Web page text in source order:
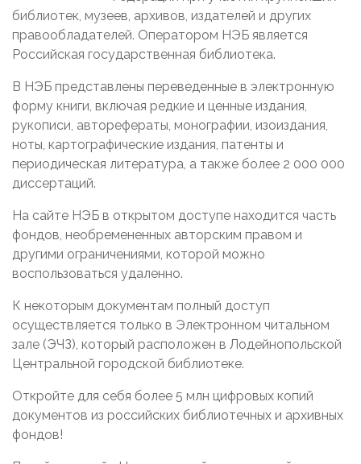
библиотек, музеев, архивов, издателей и других
правообладателей. Оператором НЭБ является
Российская государственная библиотека.
В НЭБ представлены переведенные в электронную
форму книги, включая редкие и ценные издания,
рукописи, авторефераты, монографии, изоиздания,
ноты, картографические издания, патенты и
периодическая литература, а также более 2 000 000
диссертаций.
На сайте НЭБ в открытом доступе находится часть
фондов, необремененных авторским правом и
другими ограничениями, которой можно
воспользоваться удаленно.
К некоторым документам полный доступ
осуществляется только в Электронном читальном
зале (ЭЧЗ), который расположен в Лодейнопольской
Центральной городской библиотеке.
Откройте для себя более 5 млн цифровых копий
документов из российских библиотечных и архивных
фондов!